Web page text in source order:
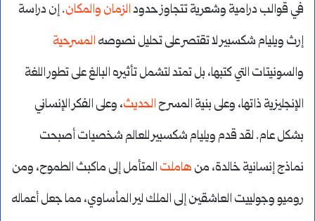
في قوالب درامية وشعرية تتجاوز حدودالزمان والمكان. إن دراسة
إرث ويليام شكسبير لا تقتصر على تحليل نصوصه المسرحية
والسونيتات التي كتبها، بل تمتد لتشمل تأثيره البالغ على تطور اللغة
الإنجليزية ذاتها، وعلى بنية المسرح الحديث، وعلى الفكر الإنساني
بشكل عام. لقد قدم ويليام شكسبير للعالم شخصيات أصبحت
نماذج إنسانية خالدة، من هاملت المتأمل إلى ماكبث الطموح، ومن
روميو وجولييت العاشقين إلى الملك لير المأساوي، مما جعل أعماله